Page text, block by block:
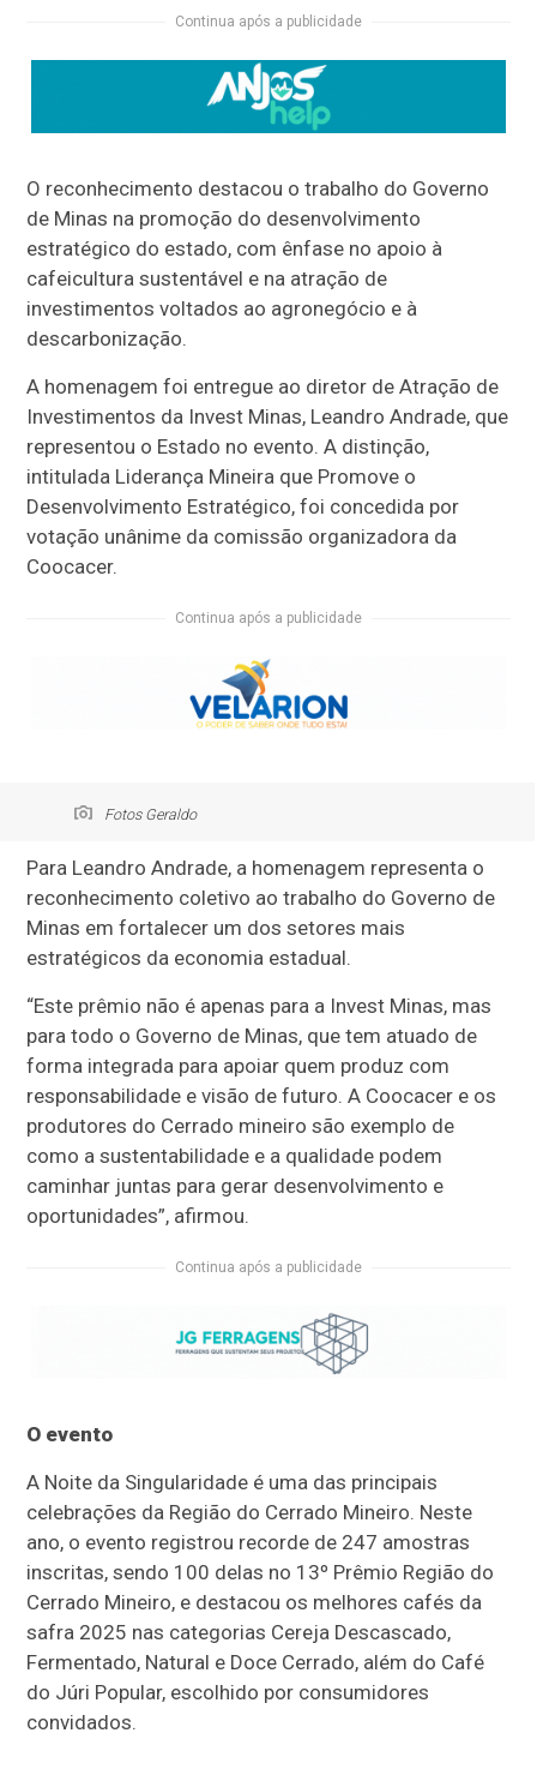
Continua após a publicidade
O reconhecimento destacou o trabalho do Governo
de Minas na promoção do desenvolvimento
estratégico do estado, com ênfase no apoio à
cafeicultura sustentável e na atração de
investimentos voltados ao agronegócio e à
descarbonização.
A homenagem foi entregue ao diretor de Atração de
Investimentos da Invest Minas, Leandro Andrade, que
representou o Estado no evento. A distinção,
intitulada Liderança Mineira que Promove o
Desenvolvimento Estratégico, foi concedida por
votação unânime da comissão organizadora da
Coocacer.
Continua após a publicidade
Fotos Geraldo
Para Leandro Andrade, a homenagem representa o
reconhecimento coletivo ao trabalho do Governo de
Minas em fortalecer um dos setores mais
estratégicos da economia estadual.
“Este prêmio não é apenas para a Invest Minas, mas
para todo o Governo de Minas, que tem atuado de
forma integrada para apoiar quem produz com
responsabilidade e visão de futuro. A Coocacer e os
produtores do Cerrado mineiro são exemplo de
como a sustentabilidade e a qualidade podem
caminhar juntas para gerar desenvolvimento e
oportunidades”, afirmou.
Continua após a publicidade
O evento
A Noite da Singularidade é uma das principais
celebrações da Região do Cerrado Mineiro. Neste
ano, o evento registrou recorde de 247 amostras
inscritas, sendo 100 delas no 13º Prêmio Região do
Cerrado Mineiro, e destacou os melhores cafés da
safra 2025 nas categorias Cereja Descascado,
Fermentado, Natural e Doce Cerrado, além do Café
do Júri Popular, escolhido por consumidores
convidados.